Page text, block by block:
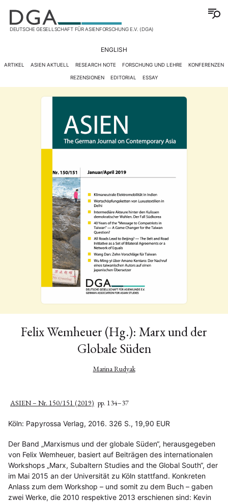
DEUTSCHE GESELLSCHAFT FÜR ASIENFORSCHUNG E.V. (DGA)
ENGLISH
ARTIKEL ASIEN AKTUELL RESEARCH NOTE FORSCHUNG UND LEHRE KONFERENZEN
REZENSIONEN EDITORIAL ESSAY
Felix Wemheuer (Hg.): Marx und der
Globale Süden
Marina Rudyak
ASIEN – Nr. 150/151 (2019) pp. 134–37
Köln: Papyrossa Verlag, 2016. 326 S., 19,90 EUR
Der Band „Marxismus und der globale Süden“, herausgegeben
von Felix Wemheuer, basiert auf Beiträgen des internationalen
Workshops „Marx, Subaltern Studies and the Global South“, der
im Mai 2015 an der Universität zu Köln stattfand. Konkreten
Anlass zum dem Workshop – und somit zu dem Buch – gaben
zwei Werke, die 2010 respektive 2013 erschienen sind: Kevin